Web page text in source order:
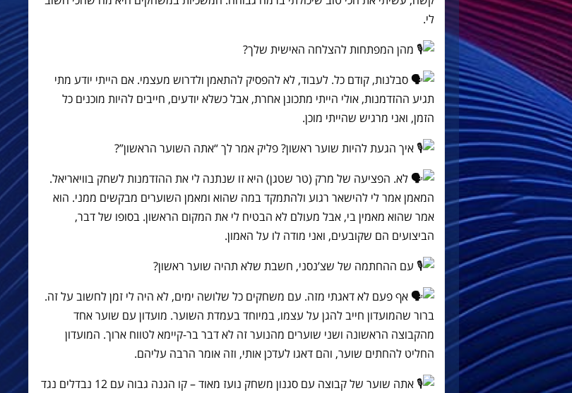
לי.
מהן המפתחות להצלחה האישית שלך?
סבלנות, קודם כל. לעבוד, לא להפסיק להתאמן ולדרוש מעצמי. אם הייתי יודע מתי
תגיע ההזדמנות, אולי הייתי מתכונן אחרת, אבל כשלא יודעים, חייבים להיות מוכנים כל
הזמן, ואני מרגיש שהייתי מוכן.
איך הגעת להיות שוער ראשון? פליק אמר לך “אתה השוער הראשון”?
לא. הפציעה של מרק (טר שטגן) היא זו שנתנה לי את ההזדמנות לשחק בוויאריאל.
המאמן אמר לי להישאר רגוע ולהתמקד במה שהוא ומאמן השוערים מבקשים ממני. הוא
אמר שהוא מאמין בי, אבל מעולם לא הבטיח לי את המקום הראשון. בסופו של דבר,
הביצועים הם שקובעים, ואני מודה לו על האמון.
עם ההחתמה של שצ’נסני, חשבת שלא תהיה שוער ראשון?
אף פעם לא דאגתי מזה. עם משחקים כל שלושה ימים, לא היה לי זמן לחשוב על זה.
ברור שהמועדון חייב להגן על עצמו, במיוחד בעמדת השוער. מועדון עם שוער אחד
מהקבוצה הראשונה ושני שוערים מהנוער זה לא דבר בר-קיימא לטווח ארוך. המועדון
החליט להחתים שוער, והם דאגו לעדכן אותי, וזה אומר הרבה עליהם.
אתה שוער של קבוצה עם סגנון משחק נועז מאוד – קו הגנה גבוה עם 12 נבדלים נגד